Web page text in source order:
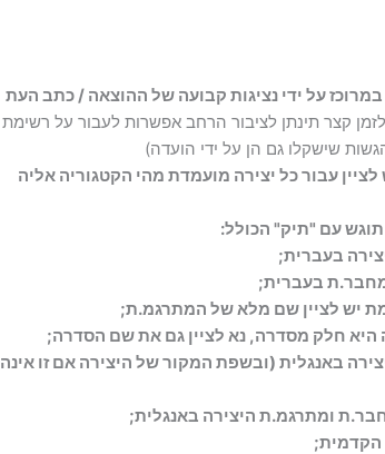
במרוכז על ידי נציגות קבועה של ההוצאה / כתב העת
קצר תינתן לציבור הרחב אפשרות לעבור על רשימת
שישקלו גם הן על ידי הועדה)
עבור כל יצירה מועמדת מהי הקטגוריה אליה
עם "תיק" הכולל:
בעברית;
בעברית;
יש לציין שם מלא של המתרגמ.ת;
היא חלק מסדרה, נא לציין גם את שם הסדרה;
באנגלית (ובשפת המקור של היצירה אם זו אינה
ומתרגמ.ת היצירה באנגלית;
הקדמית;